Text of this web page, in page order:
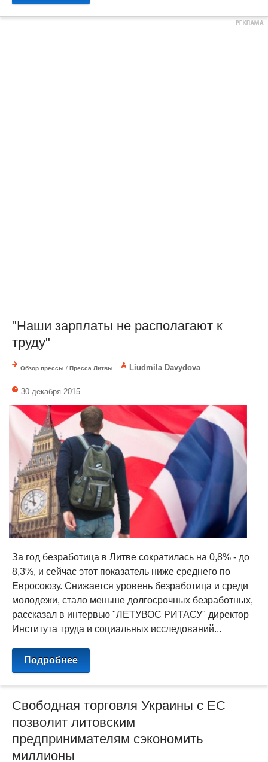
"Наши зарплаты не располагают к
труду"
Обзор прессы / Пресса Литвы Liudmila Davydova
30 декабря 2015
За год безработица в Литве сократилась на 0,8% - до
8,3%, и сейчас этот показатель ниже среднего по
Евросоюзу. Снижается уровень безработица и среди
молодежи, стало меньше долгосрочных безработных,
рассказал в интервью "ЛЕТУВОС РИТАСУ" директор
Института труда и социальных исследований...
Подробнее
Свободная торговля Украины с ЕС
позволит литовским
предпринимателям сэкономить
миллионы